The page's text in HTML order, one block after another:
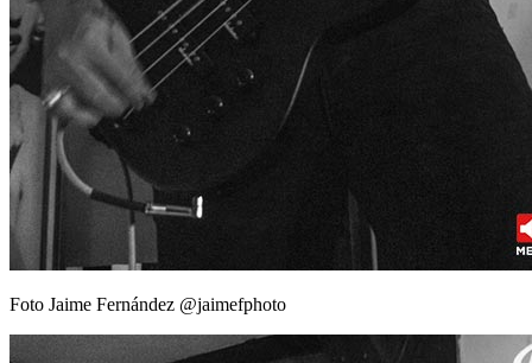
Foto Jaime Fernández @jaimefphoto